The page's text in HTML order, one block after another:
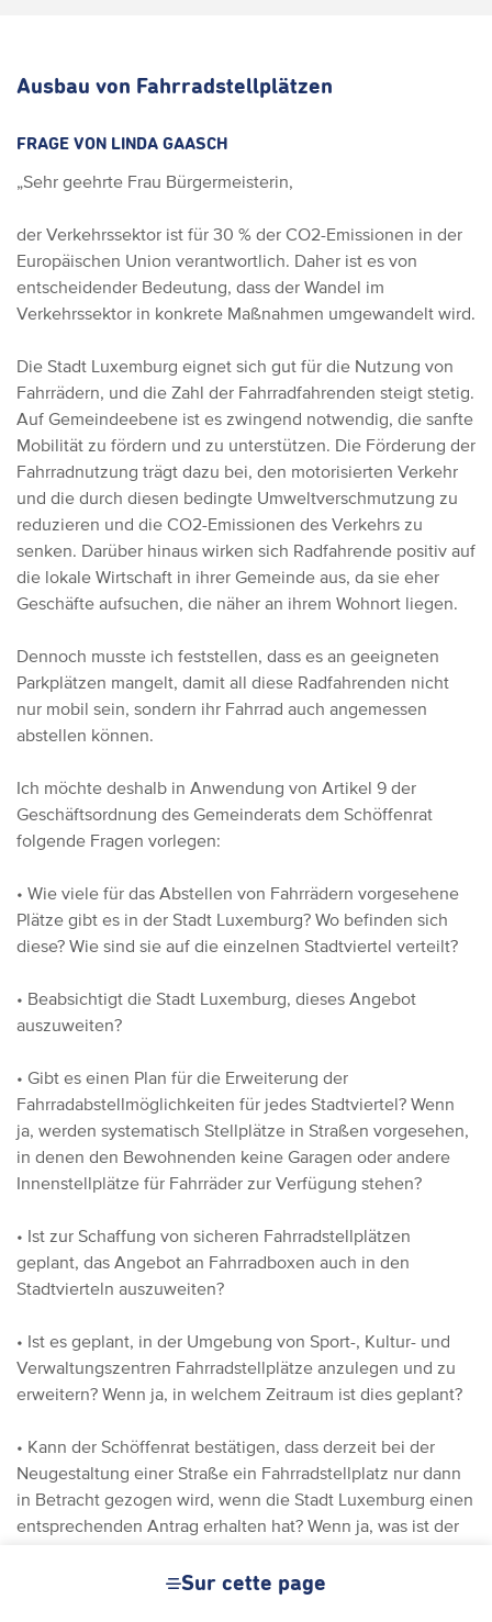
Sur cette page
Ausbau von Fahrradstellplätzen
FRAGE VON LINDA GAASCH
„Sehr geehrte Frau Bürgermeisterin,
der Verkehrssektor ist für 30 % der CO2-Emissionen in der
Europäischen Union verantwortlich. Daher ist es von
entscheidender Bedeutung, dass der Wandel im
Verkehrssektor in konkrete Maßnahmen umgewandelt wird.
Die Stadt Luxemburg eignet sich gut für die Nutzung von
Fahrrädern, und die Zahl der Fahrradfahrenden steigt stetig.
Auf Gemeindeebene ist es zwingend notwendig, die sanfte
Mobilität zu fördern und zu unterstützen. Die Förderung der
Fahrradnutzung trägt dazu bei, den motorisierten Verkehr
und die durch diesen bedingte Umweltverschmutzung zu
reduzieren und die CO2-Emissionen des Verkehrs zu
senken. Darüber hinaus wirken sich Radfahrende positiv auf
die lokale Wirtschaft in ihrer Gemeinde aus, da sie eher
Geschäfte aufsuchen, die näher an ihrem Wohnort liegen.
Dennoch musste ich feststellen, dass es an geeigneten
Parkplätzen mangelt, damit all diese Radfahrenden nicht
nur mobil sein, sondern ihr Fahrrad auch angemessen
abstellen können.
Ich möchte deshalb in Anwendung von Artikel 9 der
Geschäftsordnung des Gemeinderats dem Schöffenrat
folgende Fragen vorlegen:
• Wie viele für das Abstellen von Fahrrädern vorgesehene
Plätze gibt es in der Stadt Luxemburg? Wo befinden sich
diese? Wie sind sie auf die einzelnen Stadtviertel verteilt?
• Beabsichtigt die Stadt Luxemburg, dieses Angebot
auszuweiten?
• Gibt es einen Plan für die Erweiterung der
Fahrradabstellmöglichkeiten für jedes Stadtviertel? Wenn
ja, werden systematisch Stellplätze in Straßen vorgesehen,
in denen den Bewohnenden keine Garagen oder andere
Innenstellplätze für Fahrräder zur Verfügung stehen?
• Ist zur Schaffung von sicheren Fahrradstellplätzen
geplant, das Angebot an Fahrradboxen auch in den
Stadtvierteln auszuweiten?
• Ist es geplant, in der Umgebung von Sport-, Kultur- und
Verwaltungszentren Fahrradstellplätze anzulegen und zu
erweitern? Wenn ja, in welchem Zeitraum ist dies geplant?
• Kann der Schöffenrat bestätigen, dass derzeit bei der
Neugestaltung einer Straße ein Fahrradstellplatz nur dann
in Betracht gezogen wird, wenn die Stadt Luxemburg einen
entsprechenden Antrag erhalten hat? Wenn ja, was ist der
einer Neugestaltung nicht systematischer erweitert wird?